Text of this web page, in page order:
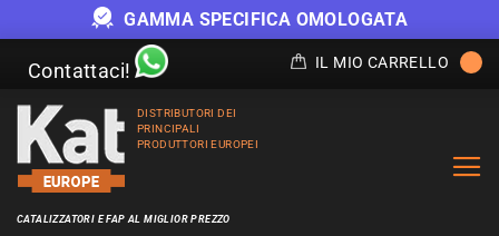
GAMMA SPECIFICA OMOLOGATA
Contattaci! IL MIO CARRELLO
DISTRIBUTORI DEI
PRINCIPALI
PRODUTTORI EUROPEI
CATALIZZATORI E FAP AL MIGLIOR PREZZO